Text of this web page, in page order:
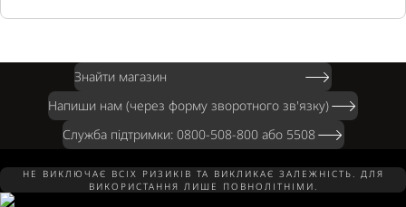
Знайти магазин
Напиши нам (через форму зворотного зв'язку)
Служба підтримки: 0800-508-800 або 5508
НЕ ВИКЛЮЧАЄ ВСІХ РИЗИКІВ ТА ВИКЛИКАЄ ЗАЛЕЖНІСТЬ. ДЛЯ
ВИКОРИСТАННЯ ЛИШЕ ПОВНОЛІТНІМИ.